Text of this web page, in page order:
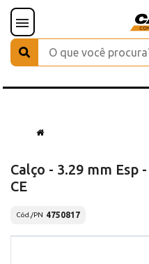
Calço - 3.29 mm Esp -
CE
Cód./PN 4750817